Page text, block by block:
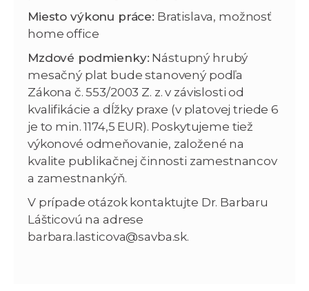
Miesto výkonu práce: Bratislava, možnosť
home office
Mzdové podmienky: Nástupný hrubý
mesačný plat bude stanovený podľa
Zákona č. 553/2003 Z. z. v závislosti od
kvalifikácie a dĺžky praxe (v platovej triede 6
je to min. 1174,5 EUR). Poskytujeme tiež
výkonové odmeňovanie, založené na
kvalite publikačnej činnosti zamestnancov
a zamestnankýň.
V prípade otázok kontaktujte Dr. Barbaru
Lášticovú na adrese
barbara.lasticova@savba.sk.